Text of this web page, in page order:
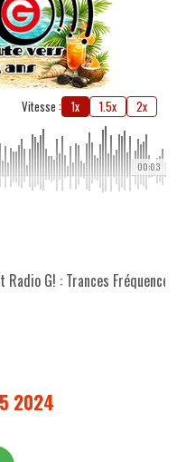
Vitesse : 1x 1.5x 2x
00:03
Radio G! : Trances
2024